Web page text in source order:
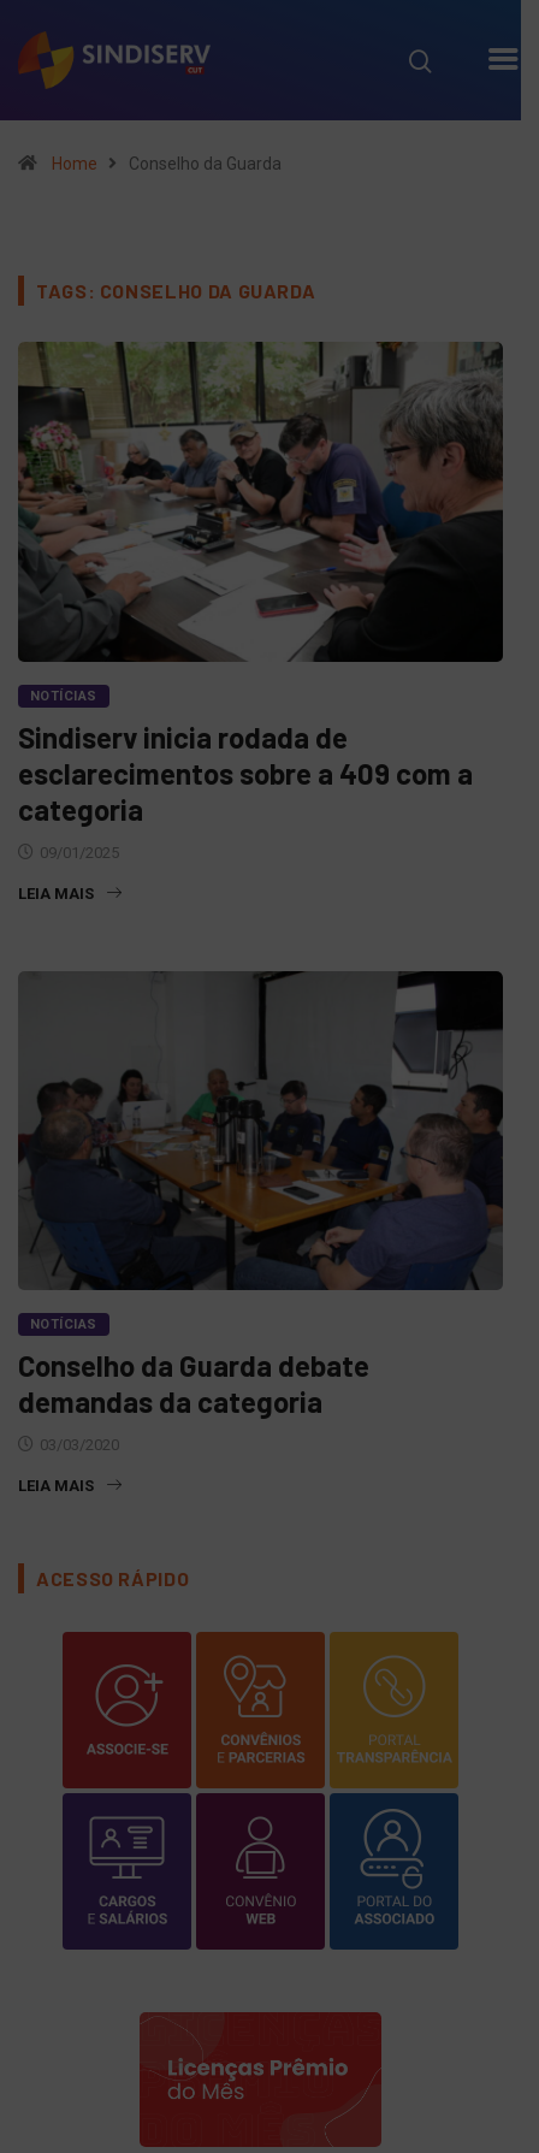
Home Conselho da Guarda
TAGS: CONSELHO DA GUARDA
NOTÍCIAS
Sindiserv inicia rodada de
esclarecimentos sobre a 409 com a
categoria
09/01/2025
LEIA MAIS
NOTÍCIAS
Conselho da Guarda debate
demandas da categoria
03/03/2020
LEIA MAIS
ACESSO RÁPIDO